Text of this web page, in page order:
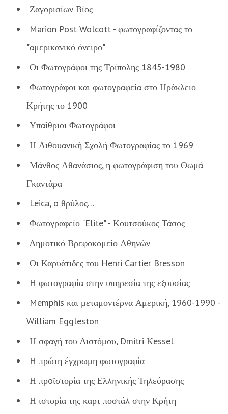
Ζαγορισίων Βίος
Marion Post Wolcott - φωτογραφίζοντας το
"αμερικανικό όνειρο"
Οι Φωτογράφοι της Τρίπολης 1845-1980
Φωτογράφοι και φωτογραφεία στο Ηράκλειο
Κρήτης το 1900
Υπαίθριοι Φωτογράφοι
Η Λιθουανική Σχολή Φωτογραφίας το 1969
Μάνθος Αθανάσιος, η φωτογράφιση του Θωμά
Γκαντάρα
Leica, o θρύλος…
Φωτογραφείο "Elite" - Κουτσούκος Τάσος
Δημοτικό Βρεφοκομείο Αθηνών
Οι Καρυάτιδες του Henri Cartier Bresson
Η φωτογραφία στην υπηρεσία της εξουσίας
Memphis και μεταμοντέρνα Αμερική, 1960-1990 -
William Eggleston
Η σφαγή του Διστόμου, Dmitri Κessel
Η πρώτη έγχρωμη φωτογραφία
Η πρoϊστορία της Ελληνικής Τηλεόρασης
Η ιστορία της καρτ ποστάλ στην Κρήτη